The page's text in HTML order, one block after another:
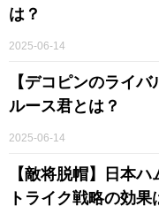
は？
2025-06-14
【デコピンのライ
ルース君とは？
2025-06-14
【敵将脱帽】日本
トライク戦略の効果